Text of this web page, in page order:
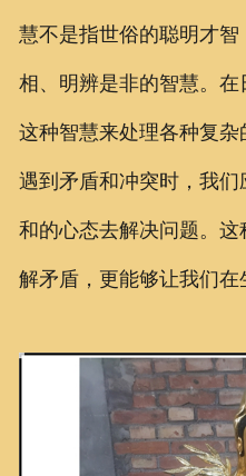
慧不是指世俗的聪明才
相、明辨是非的智慧。
这种智慧来处理各种复
遇到矛盾和冲突时，我
和的心态去解决问题。
解矛盾，更能够让我们在